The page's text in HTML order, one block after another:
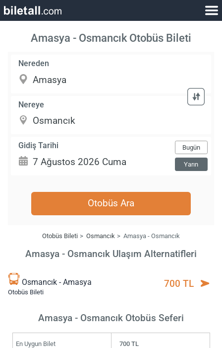
Amasya - Osmancık Otobüs Bileti
Nereden
Nereye
Gidiş Tarihi Bugün
Yarın
Otobüs Ara
Otobüs Bileti Osmancık Amasya - Osmancık
Amasya - Osmancık Ulaşım Alternatifleri
Osmancık - Amasya
Otobüs Bileti
700 TL
Amasya - Osmancık Otobüs Seferi
En Uygun Bilet 700 TL